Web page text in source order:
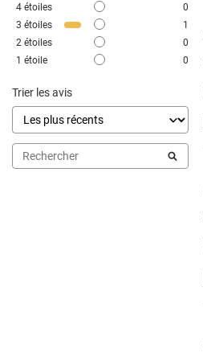
4 étoiles
0
3 étoiles
1
2 étoiles
0
1 étoile 0
Trier les avis